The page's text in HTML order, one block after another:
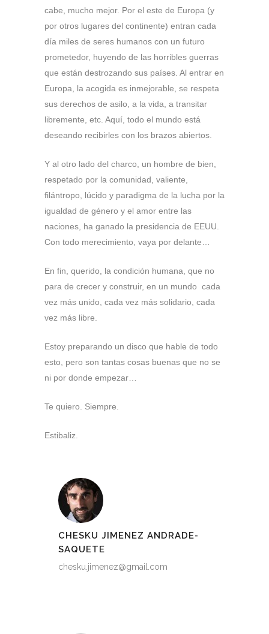
cabe, mucho mejor. Por el este de Europa (y
por otros lugares del continente) entran cada
día miles de seres humanos con un futuro
prometedor, huyendo de las horribles guerras
que están destrozando sus países. Al entrar en
Europa, la acogida es inmejorable, se respeta
sus derechos de asilo, a la vida, a transitar
libremente, etc. Aquí, todo el mundo está
deseando recibirles con los brazos abiertos.
Y al otro lado del charco, un hombre de bien,
respetado por la comunidad, valiente,
filántropo, lúcido y paradigma de la lucha por la
igualdad de género y el amor entre las
naciones, ha ganado la presidencia de EEUU.
Con todo merecimiento, vaya por delante…
En fin, querido, la condición humana, que no
para de crecer y construir, en un mundo cada
vez más unido, cada vez más solidario, cada
vez más libre.
Estoy preparando un disco que hable de todo
esto, pero son tantas cosas buenas que no se
ni por donde empezar…
Te quiero. Siempre.
Estibaliz.
CHESKU JIMENEZ ANDRADE-
SAQUETE
chesku.jimenez@gmail.com